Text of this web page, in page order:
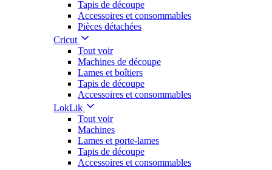
Tapis de découpe
Accessoires et consommables
Pièces détachées
Cricut
Tout voir
Machines de découpe
Lames et boîtiers
Tapis de découpe
Accessoires et consommables
LokLik
Tout voir
Machines
Lames et porte-lames
Tapis de découpe
Accessoires et consommables